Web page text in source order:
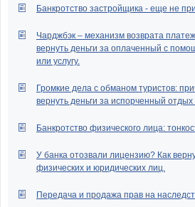
Банкротство застройщика - еще не
Чарджбэк – механизм возврата
вернуть деньги за оплаченный с
или услугу.
Громкие дела с обманом туристов:
вернуть деньги за испорченный
Банкротство физического лица:
У банка отозвали лицензию? Как
физических и юридических лиц.
Передача и продажа прав на